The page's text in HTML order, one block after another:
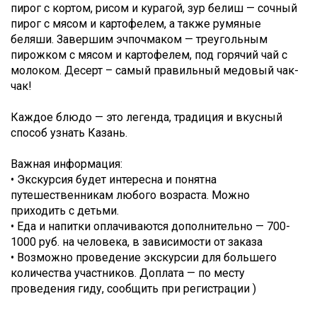
пирог с кортом, рисом и курагой, зур белиш — сочный
пирог с мясом и картофелем, а также румяные
беляши. Завершим эчпочмаком — треугольным
пирожком с мясом и картофелем, под горячий чай с
молоком. Десерт – самый правильный медовый чак-
чак!
Каждое блюдо — это легенда, традиция и вкусный
способ узнать Казань.
Важная информация:
• Экскурсия будет интересна и понятна
путешественникам любого возраста. Можно
приходить с детьми.
• Еда и напитки оплачиваются дополнительно — 700-
1000 руб. на человека, в зависимости от заказа
• Возможно проведение экскурсии для большего
количества участников. Доплата — по месту
проведения гиду, сообщить при регистрации )